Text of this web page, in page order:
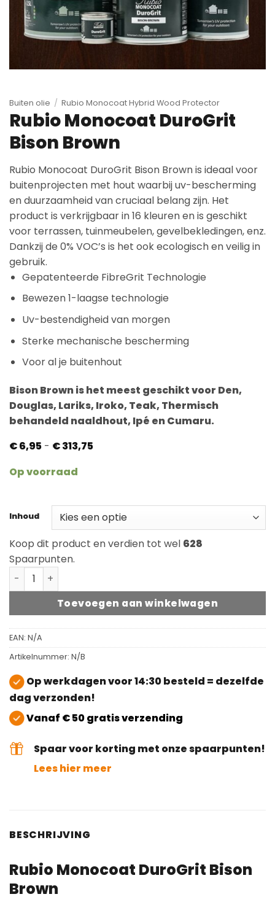
Buiten olie / Rubio Monocoat Hybrid Wood Protector
Rubio Monocoat DuroGrit
Bison Brown
Rubio Monocoat DuroGrit Bison Brown is ideaal voor
buitenprojecten met hout waarbij uv-bescherming
en duurzaamheid van cruciaal belang zijn. Het
product is verkrijgbaar in 16 kleuren en is geschikt
voor terrassen, tuinmeubelen, gevelbekledingen, enz.
Dankzij de 0% VOC’s is het ook ecologisch en veilig in
gebruik.
Gepatenteerde FibreGrit Technologie
Bewezen 1-laagse technologie
Uv-bestendigheid van morgen
Sterke mechanische bescherming
Voor al je buitenhout
Bison Brown is het meest geschikt voor Den,
Douglas, Lariks, Iroko, Teak, Thermisch
behandeld naaldhout, Ipé en Cumaru.
€6,95 - €313,75Prijsklasse:
Op voorraad
Inhoud
Koop dit product en verdien tot wel 628
Spaarpunten.
Rubio Monocoat DuroGrit Bison Brown aantal
Toevoegen aan winkelwagen
EAN: N/A
Artikelnummer: N/B
Op werkdagen voor 14:30 besteld = dezelfde
dag verzonden!
Vanaf € 50 gratis verzending
Spaar voor korting met onze spaarpunten!
Lees hier meer
BESCHRIJVING
Rubio Monocoat DuroGrit Bison
Brown